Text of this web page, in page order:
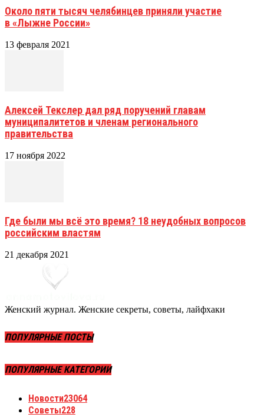
Около пяти тысяч челябинцев приняли участие
в «Лыжне России»
13 февраля 2021
Алексей Текслер дал ряд поручений главам
муниципалитетов и членам регионального
правительства
17 ноября 2022
Где были мы всё это время? 18 неудобных вопросов
российским властям
21 декабря 2021
Женский журнал. Женские секреты, советы, лайфхаки
ПОПУЛЯРНЫЕ ПОСТЫ
ПОПУЛЯРНЫЕ КАТЕГОРИИ
Новости23064
Советы228